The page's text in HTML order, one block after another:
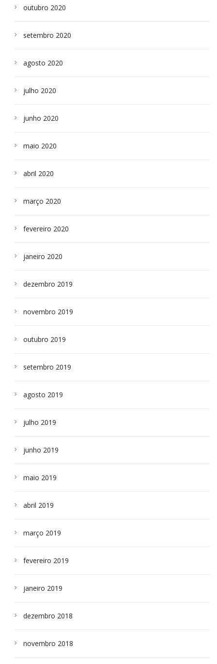
outubro 2020
setembro 2020
agosto 2020
julho 2020
junho 2020
maio 2020
abril 2020
março 2020
fevereiro 2020
janeiro 2020
dezembro 2019
novembro 2019
outubro 2019
setembro 2019
agosto 2019
julho 2019
junho 2019
maio 2019
abril 2019
março 2019
fevereiro 2019
janeiro 2019
dezembro 2018
novembro 2018